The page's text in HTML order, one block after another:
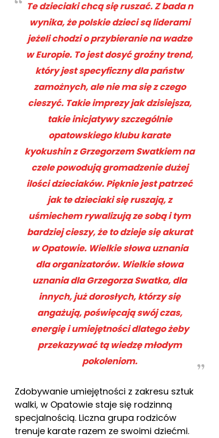
Te dzieciaki chcą się ruszać. Z bada n
wynika, że polskie dzieci są liderami
jeżeli chodzi o przybieranie na wadze
w Europie. To jest dosyć groźny trend,
który jest specyficzny dla państw
zamożnych, ale nie ma się z czego
cieszyć. Takie imprezy jak dzisiejsza,
takie inicjatywy szczególnie
opatowskiego klubu karate
kyokushin z Grzegorzem Swatkiem na
czele powodują gromadzenie dużej
ilości dzieciaków. Pięknie jest patrzeć
jak te dzieciaki się ruszają, z
uśmiechem rywalizują ze sobą i tym
bardziej cieszy, że to dzieje się akurat
w Opatowie. Wielkie słowa uznania
dla organizatorów. Wielkie słowa
uznania dla Grzegorza Swatka, dla
innych, już dorosłych, którzy się
angażują, poświęcają swój czas,
energię i umiejętności dlatego żeby
przekazywać tą wiedzę młodym
pokoleniom.
Zdobywanie umiejętności z zakresu sztuk
walki, w Opatowie staje się rodzinną
specjalnością. Liczna grupa rodziców
trenuje karate razem ze swoimi dziećmi.